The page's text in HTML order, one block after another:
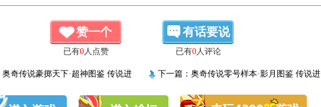
赞一个
已有0人点赞
有话要说
已有0人评论
奥奇传说豪掷天下·超神图鉴 传说进
下一篇： 奥奇传说零号样本·影月图鉴 传说进